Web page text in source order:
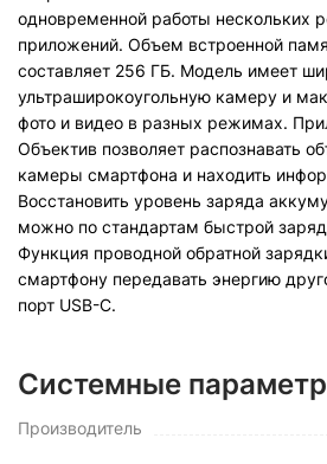
одновременной работы нескольких
приложений. Объем встроенной
составляет 256 ГБ. Модель имеет
ультраширокоугольную камеру и
фото и видео в разных режимах.
Объектив позволяет распознавать
камеры смартфона и находить
Восстановить уровень заряда
можно по стандартам быстрой
Функция проводной обратной
смартфону передавать энергию
порт USB-C.
Системные
Производитель